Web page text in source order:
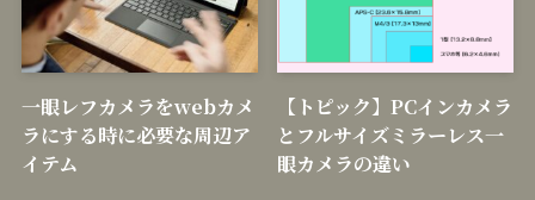
一眼レフカメラをwebカメ
ラにする時に必要な周辺ア
イテム
【トピック】PCインカメラ
とフルサイズミラーレス一
眼カメラの違い